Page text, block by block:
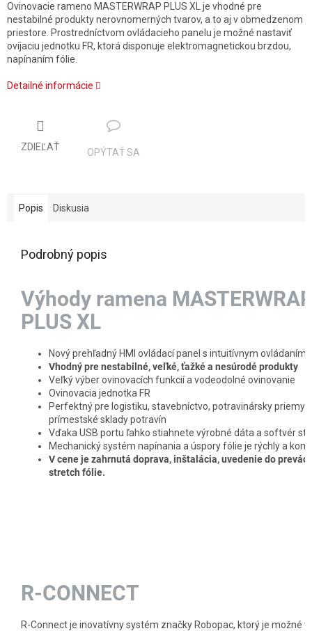
Ovinovacie rameno MASTERWRAP PLUS XL je vhodné pre
nestabilné produkty nerovnomerných tvarov, a to aj v obmedzenom
priestore. Prostredníctvom ovládacieho panelu je možné nastaviť
ovíjaciu jednotku FR, ktorá disponuje elektromagnetickou brzdou,
napínaním fólie.
Detailné informácie
ZDIEĽAŤ
OPÝTAŤ SA
Popis Diskusia
Podrobný popis
Výhody ramena
PLUS XL
Nový prehľadný HMI ovládací panel s intuitívnym ovládaním
Vhodný pre nestabilné, veľké, ťažké a nesúrodé produkty
Veľký výber ovinovacích funkcií a vodeodolné ovinovanie
Ovinovacia jednotka FR
Perfektný pre logistiku, stavebníctvo, potravinársky
prímestské sklady potravín
Vďaka USB portu ľahko stiahnete výrobné dáta a softvér
Mechanický systém napínania a úspory fólie je rýchly a
V cene je zahrnutá doprava, inštalácia, uvedenie do
stretch fólie.
R-CONNECT
R-Connect je inovatívny systém značky Robopac, ktorý je možné